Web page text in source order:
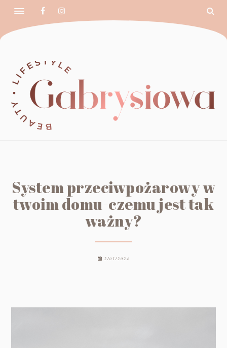
System przeciwpożarowy w
twoim domu-czemu jest tak
ważny?
2/01/2024